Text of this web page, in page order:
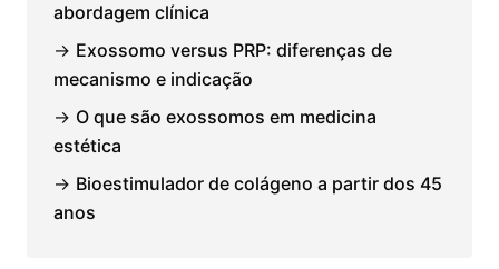
abordagem clínica
→ Exossomo versus PRP: diferenças de
mecanismo e indicação
→ O que são exossomos em medicina
estética
→ Bioestimulador de colágeno a partir dos 45
anos